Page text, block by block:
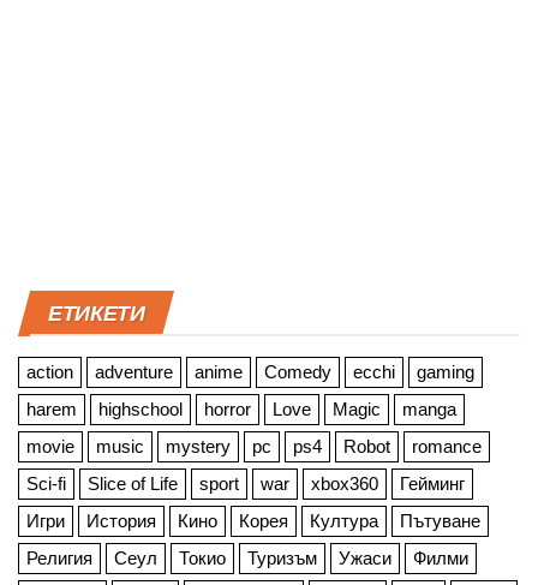
ЕТИКЕТИ
action adventure anime Comedy ecchi
gaming
harem
highschool horror Love Magic
manga
movie
music mystery pc ps4 Robot
romance
Sci-fi
Slice of Life sport war xbox360
Гейминг
Игри
История Кино Корея Култура
Пътуване
Религия
Сеул Токио Туризъм Ужаси Филми